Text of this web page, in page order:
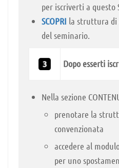
per iscriverti a questo
SCOPRI la struttura di
del seminario.
Dopo esserti
Nella sezione
prenotare la
convenzionata
accedere al
per uno